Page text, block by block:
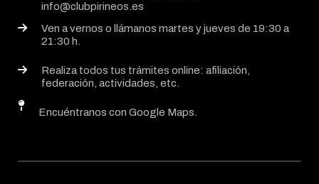
info@clubpirineos.es
Ven a vernos o llámanos martes y jueves de 19:30 a
21:30 h.
Realiza todos tus trámites online: afiliación,
federación, actividades, etc.
Encuéntranos con Google Maps.